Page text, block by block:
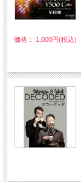
価格： 1,000円(税込)